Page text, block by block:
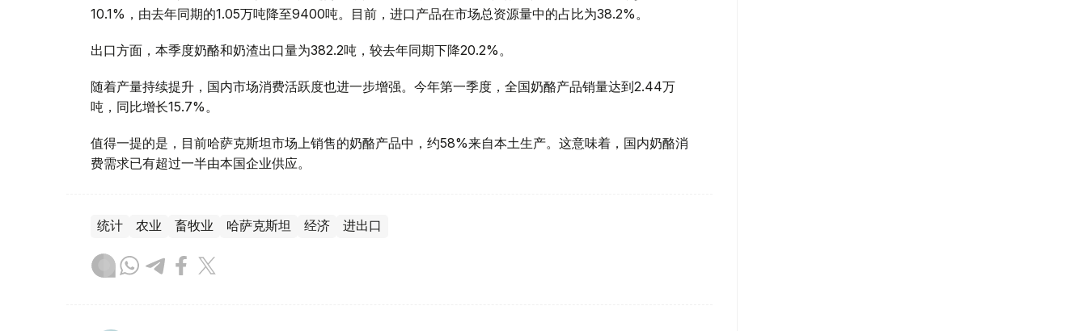
10.1%，由去年同期的1.05万吨降至9400吨。目前，进口产品在市场总资源量中的占比为38.2%。
出口方面，本季度奶酪和奶渣出口量为382.2吨，较去年同期下降20.2%。
随着产量持续提升，国内市场消费活跃度也进一步增强。今年第一季度，全国奶酪产品销量达到2.44万
吨，同比增长15.7%。
值得一提的是，目前哈萨克斯坦市场上销售的奶酪产品中，约58%来自本土生产。这意味着，国内奶酪消
费需求已有超过一半由本国企业供应。
统计 农业 畜牧业 哈萨克斯坦 经济 进出口